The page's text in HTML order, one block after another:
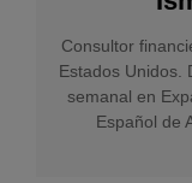
Consultor
Estados Unidos.
semanal en
Español de